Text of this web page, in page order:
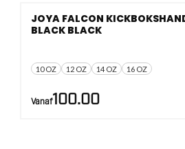
10 OZ 12 OZ 14 OZ 16 OZ
JOYA FALCON
BLACK BLACK
Vanaf100.00